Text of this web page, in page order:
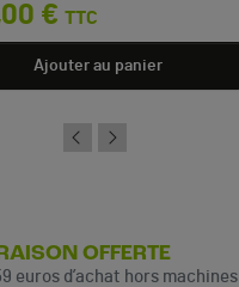
€ TTC
Ajouter au panier
OFFERTE
euros d’achat hors machines